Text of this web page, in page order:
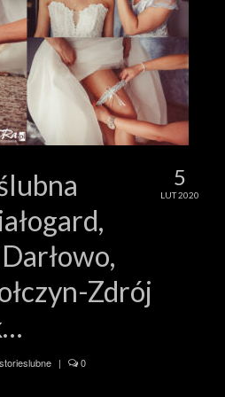
5
LUT 2020
Zdrój
| 0